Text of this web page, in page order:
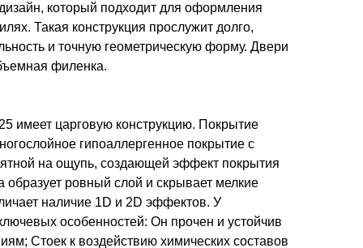
который подходит для оформления
Такая конструкция прослужит долго,
и точную геометрическую форму. Двери
филенка.
имеет царговую конструкцию. Покрытие
гипоаллергенное покрытие с
на ощупь, создающей эффект покрытия
ровный слой и скрывает мелкие
наличие 1D и 2D эффектов. У
особенностей: Он прочен и устойчив
Стоек к воздействию химических составов